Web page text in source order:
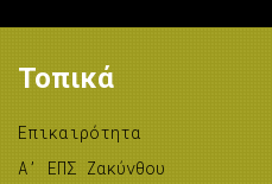
Τοπικά
Επικαιρότητα
A’ ΕΠΣ Ζακύνθου